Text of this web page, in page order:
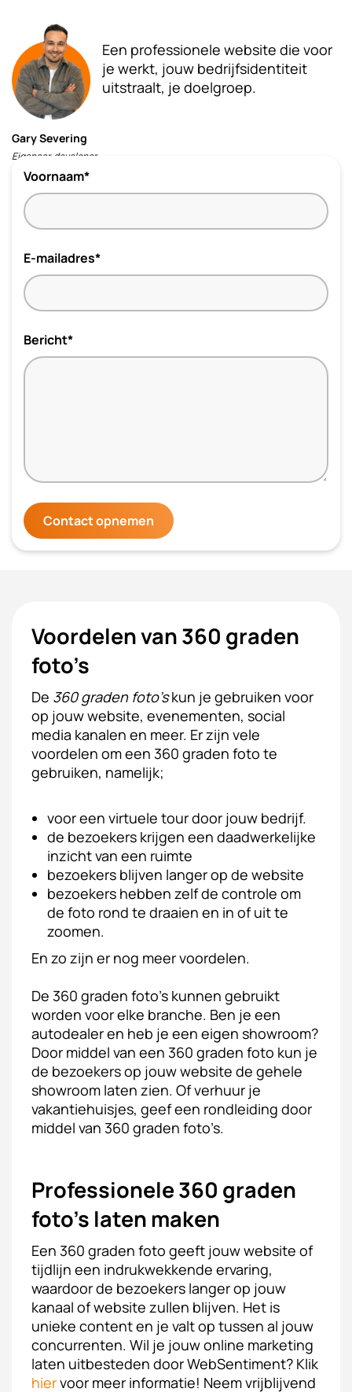
Gary Severing
Eigenaar, developer
Een professionele website die voor
je werkt, jouw bedrijfsidentiteit
uitstraalt, je doelgroep.
Voornaam*
E-mailadres*
Bericht*
Contact opnemen
Voordelen van 360 graden
foto’s
De 360 graden foto’skun je gebruiken voor
op jouw website, evenementen, social
media kanalen en meer. Er zijn vele
voordelen om een 360 graden foto te
gebruiken, namelijk;
voor een virtuele tour door jouw bedrijf.
de bezoekers krijgen een daadwerkelijke
inzicht van een ruimte
bezoekers blijven langer op de website
bezoekers hebben zelf de controle om
de foto rond te draaien en in of uit te
zoomen.
En zo zijn er nog meer voordelen.
De 360 graden foto’s kunnen gebruikt
worden voor elke branche. Ben je een
autodealer en heb je een eigen showroom?
Door middel van een 360 graden foto kun je
de bezoekers op jouw website de gehele
showroom laten zien. Of verhuur je
vakantiehuisjes, geef een rondleiding door
middel van 360 graden foto’s.
Professionele 360 graden
foto's laten maken
Een 360 graden foto geeft jouw website of
tijdlijn een indrukwekkende ervaring,
waardoor de bezoekers langer op jouw
kanaal of website zullen blijven. Het is
unieke content en je valt op tussen al jouw
concurrenten. Wil je jouw online marketing
laten uitbesteden door WebSentiment? Klik
hiervoor meer informatie! Neem vrijblijvend